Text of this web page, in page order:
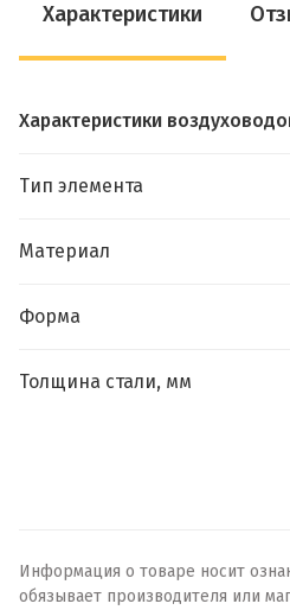
Характеристики
Характеристики
Тип элемента
Материал
Форма
Толщина стали, мм
Информация о товаре носит
обязывает производителя или